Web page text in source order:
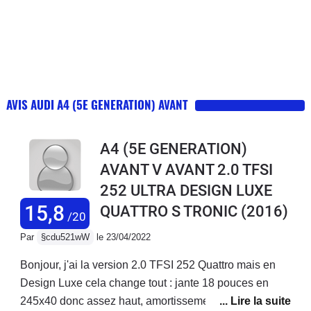
AVIS AUDI A4 (5E GENERATION) AVANT
15,8 /20
A4 (5E GENERATION)
AVANT V AVANT 2.0 TFSI
252 ULTRA DESIGN LUXE
QUATTRO S TRONIC (2016)
Par §cdu521wW le 23/04/2022
Bonjour, j'ai la version 2.0 TFSI 252 Quattro mais en
Design Luxe cela change tout : jante 18 pouces en
245x40 donc assez haut, amortissement confort, siege